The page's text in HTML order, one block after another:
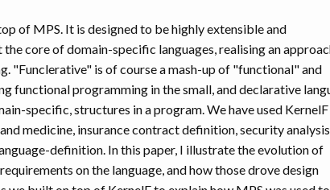
of MPS. It is designed to be highly extensible and
core of domain-specific languages, realising an
"Funclerative" is of course a mash-up of "functional" and
functional programming in the small, and declarative
specific, structures in a program. We have used KernelF
medicine, insurance contract definition, security
definition. In this paper, I illustrate the evolution of
on the language, and how those drove design